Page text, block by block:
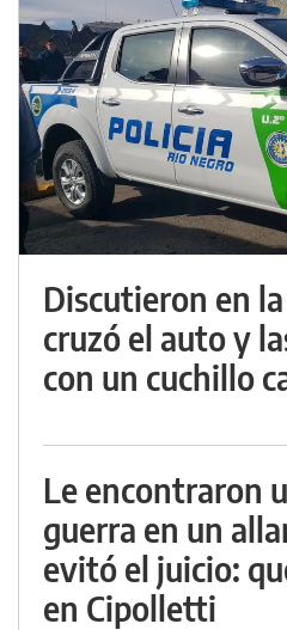
Discutieron en
cruzó el auto y
con un cuchillo
Le encontraron
guerra en un
evitó el juicio:
en Cipolletti